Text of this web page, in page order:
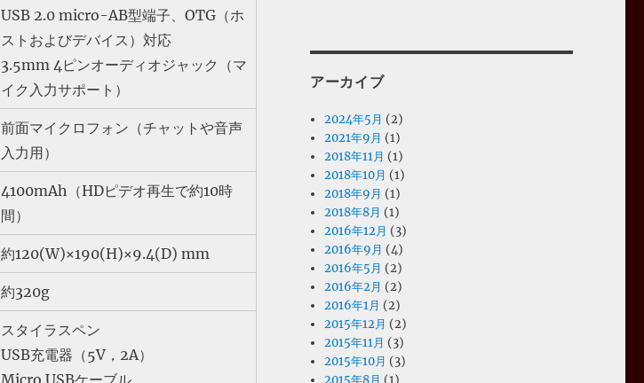
USB 2.0 micro-AB型端子、OTG（ホ
ストおよびデバイス）対応
3.5mm 4ピンオーディオジャック（マ
イク入力サポート）
前面マイクロフォン（チャットや音声
入力用）
4100mAh（HDピデオ再生で約10時
間）
約120(W)×190(H)×9.4(D) mm
約320g
スタイラスペン
USB充電器（5V，2A）
Micro USBケーブル
アーカイブ
2024年5月 (2)
2021年9月 (1)
2018年11月 (1)
2018年10月 (1)
2018年9月 (1)
2018年8月 (1)
2016年12月 (3)
2016年9月 (4)
2016年5月 (2)
2016年2月 (2)
2016年1月 (2)
2015年12月 (2)
2015年11月 (3)
2015年10月 (3)
2015年8月 (1)